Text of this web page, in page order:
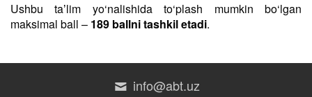
Ushbu taʼlim yo‘nalishida to‘plash mumkin bo‘lgan
maksimal ball – 189 ballni tashkil etadi.
info@abt.uz